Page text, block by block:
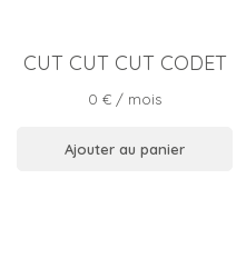
CUT CUT CUT CODET
Prix
0 € / mois
Ajouter au panier